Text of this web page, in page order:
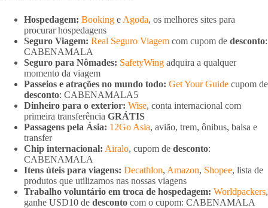
Hospedagem: Booking e Agoda, os melhores sites para
procurar hospedagens
Seguro Viagem: Real Seguro Viagem com cupom de desconto:
CABENAMALA
Seguro para Nômades: SafetyWing adquira a qualquer
momento da viagem
Passeios e atrações no mundo todo: Get Your Guide cupom de
desconto: CABENAMALA5
Dinheiro para o exterior: Wise, conta internacional com
primeira transferência GRÁTIS
Passagens pela Ásia: 12Go Asia, avião, trem, ônibus, balsa e
transfer
Chip internacional: Airalo, cupom de desconto:
CABENAMALA
Itens úteis para viagens: Decathlon, Amazon, Shopee, lista de
produtos que utilizamos nas nossas viagens
Trabalho voluntário em troca de hospedagem: Worldpackers,
ganhe USD10 de desconto com o cupom: CABENAMALA